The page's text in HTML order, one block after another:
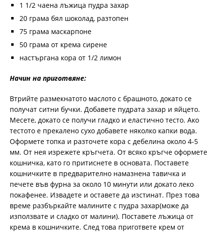
1 1/2 чаена лъжица пудра захар
20 грама бял шоколад, разтопен
75 грама маскарпоне
50 грама от крема сирене
настъргана кора от 1/2 лимон
Начин на приготвяне:
Втрийте размекнатото маслото с брашното, докато се
получат ситни бучки. Добавете пудрата захар и яйцето.
Месете, докато се получи гладко и еластично тесто. Ако
тестото е прекалено сухо добавете няколко капки вода.
Оформете топка и разточете кора с дебелина около 4-5
мм. От нея изрежете кръгчета. От всяко кръгче оформете
кошничка, като го притиснете в основата. Поставете
кошничките в предварително намазнена тавичка и
печете във фурна за около 10 минути или докато леко
покафенее. Извадете и оставете да изстинат. През това
време разбъркайте малините с пудра захар(може да
използвате и сладко от малини). Поставете лъжица от
крема в кошничките. След това пригответе крем от